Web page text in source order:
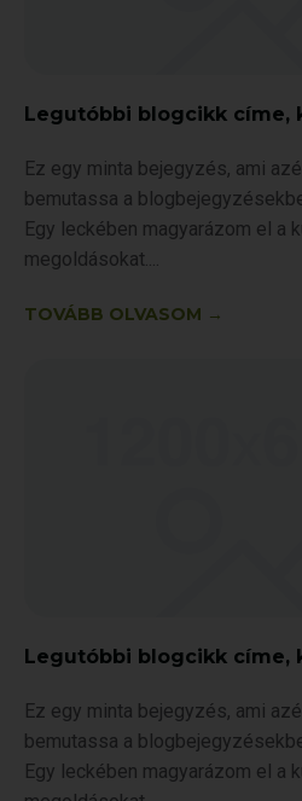
Legutóbbi blogcikk címe,
Ez egy minta bejegyzés, ami
bemutassa a
Egy leckében magyarázom el a
megoldásokat.
TOVÁBB OLVASOM →
Legutóbbi blogcikk címe,
Ez egy minta bejegyzés, ami
bemutassa a
Egy leckében magyarázom el a